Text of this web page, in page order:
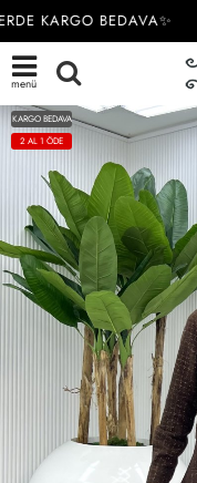
KARGO BEDAVA✨
menü
KARGO BEDAVA
2 AL 1 ÖDE